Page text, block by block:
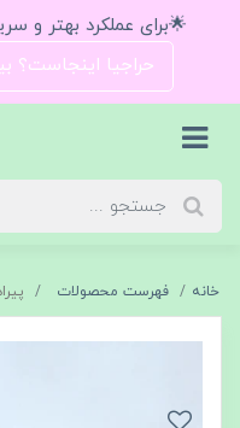
🌟برای عملکرد بهتر و
حراجیا اینجاست؟
خانه فهرست محصولات